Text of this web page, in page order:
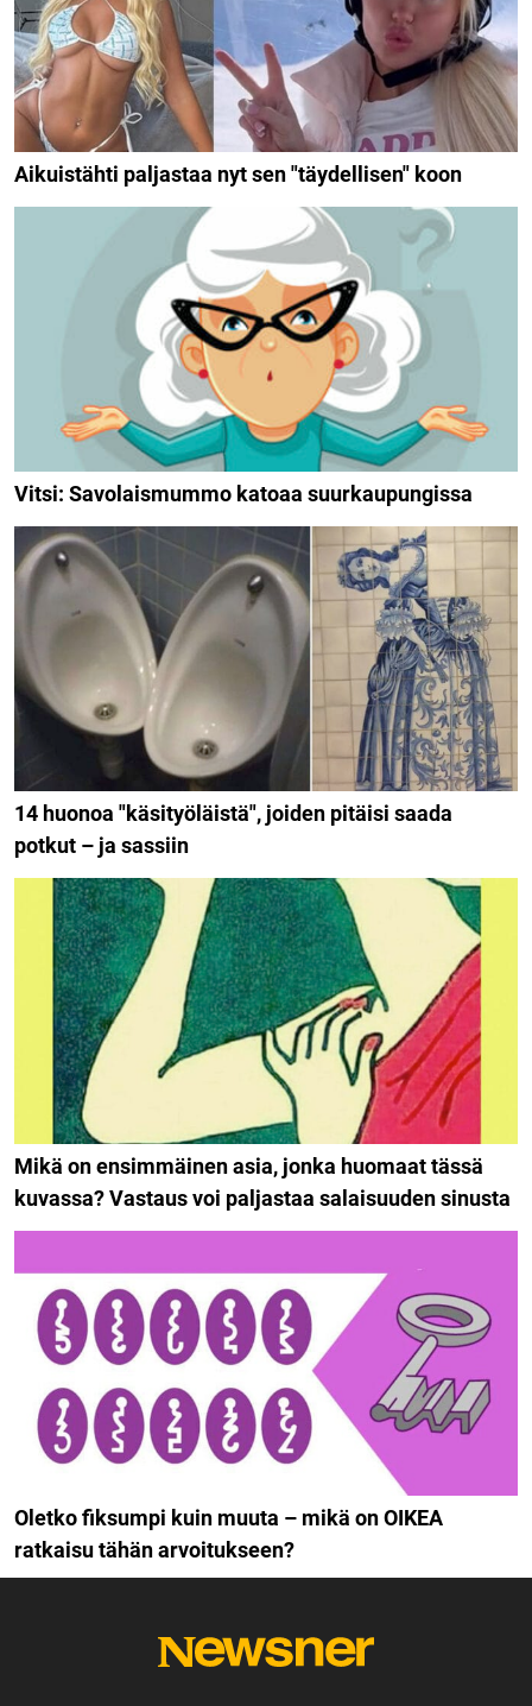
Aikuistähti paljastaa nyt sen "täydellisen" koon
Vitsi: Savolaismummo katoaa suurkaupungissa
14 huonoa "käsityöläistä", joiden pitäisi saada
potkut – ja sassiin
Mikä on ensimmäinen asia, jonka huomaat tässä
kuvassa? Vastaus voi paljastaa salaisuuden sinusta
Oletko fiksumpi kuin muuta – mikä on OIKEA
ratkaisu tähän arvoitukseen?